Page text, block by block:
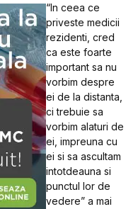
“In ceea ce
priveste medicii
rezidenti, cred
ca este foarte
important sa nu
vorbim despre
ei de la distanta,
ci trebuie sa
vorbim alaturi de
ei, impreuna cu
ei si sa ascultam
intotdeauna si
punctul lor de
vedere” a mai